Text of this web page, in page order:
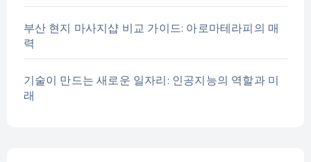
부산 현지 마사지샵 비교 가이드: 아로마테라피의 매
력
기술이 만드는 새로운 일자리: 인공지능의 역할과 미
래